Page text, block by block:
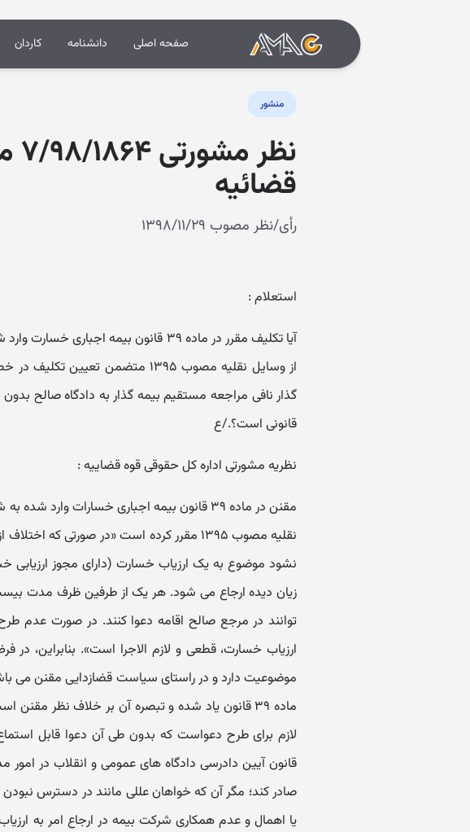
صفحه اصلی دانشنامه کاردان
منشور
قضائیه
رأی/نظر مصوب ۱۳۹۸/۱۱/۲۹
استعلام :
آیا تکلیف مقرر در ماده ۳۹ قانون بیمه
از وسایل نقلیه مصوب ۱۳۹۵ متضمن
گذار نافی مراجعه مستقیم بیمه گذار به دادگاه صالح
قانونی است؟./ع
نظریه مشورتی اداره کل حقوقی قوه قضاییه :
مقنن در ماده ۳۹ قانون بیمه اجباری خسارات
نقلیه مصوب ۱۳۹۵ مقرر کرده است «در صورتی
نشود موضوع به یک ارزیاب خسارت (دارای مجوز ارزیابی
زیان دیده ارجاع می شود. هر یک از طرفین ظرف مدت بیست
توانند در مرجع صالح اقامه دعوا کنند. در صورت عدم
ارزیاب خسارت، قطعی و لازم الاجرا است». بنابراین،
موضوعیت دارد و در راستای سیاست قضازدایی مقنن می
ماده ۳۹ قانون یاد شده و تبصره آن بر خلاف نظر
صادر کند؛ مگر آن که خواهان عللی مانند در دسترس
یا اهمال و عدم همکاری شرکت بیمه در ارجاع امر به